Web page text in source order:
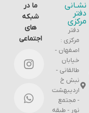
نشـانی
دفتر
مرکزی
دفتر
مرکزی :
اصفهان -
خیابان
طالقانی -
نبش خ
اردیبهشت
- مجتمع
نور - طبقه
ما در
شبکه
های
اجتماعی